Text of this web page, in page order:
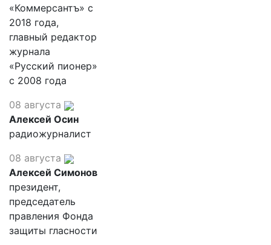
«Коммерсантъ» с
2018 года,
главный редактор
журнала
«Русский пионер»
с 2008 года
08 августа
Алексей Осин
радиожурналист
08 августа
Алексей Симонов
президент,
председатель
правления Фонда
защиты гласности